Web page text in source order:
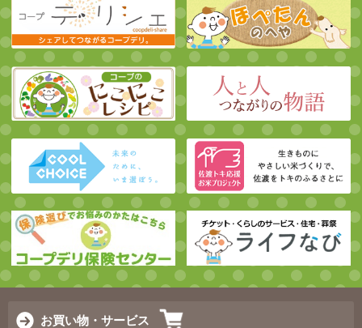
お買い物・サービス